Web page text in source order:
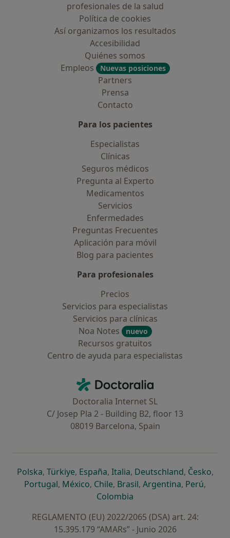
profesionales de la salud
Política de cookies
Así organizamos los resultados
Accesibilidad
Quiénes somos
Empleos
Nuevas posiciones
Partners
Prensa
Contacto
Para los pacientes
Especialistas
Clínicas
Seguros médicos
Pregunta al Experto
Medicamentos
Servicios
Enfermedades
Preguntas Frecuentes
Aplicación para móvil
Blog para pacientes
Para profesionales
Precios
Servicios para especialistas
Servicios para clínicas
Noa Notes
nuevo
Recursos gratuitos
Centro de ayuda para especialistas
Doctoralia - Página de inicio
Doctoralia Internet SL
C/ Josep Pla 2 - Building B2, floor 13
08019 Barcelona, Spain
Polskase abre en una nueva pestaña
, Türkiyese abre en una nueva pestaña
, Españase abre en una nueva pestaña
, Italiase abre en una nueva
, Deutschlandse abre en
, Českose
,
Portugalse abre en una nueva pestaña
, Méxicose abre en una nueva pestaña
, Chilese abre en una nueva pestaña
, Brasilse abre en una nueva
, Argentinase abre en
, Perúse
,
Colombia
REGLAMENTO (EU) 2022/2065 (DSA) art. 24:
15.395.179 “AMARs” - Junio 2026